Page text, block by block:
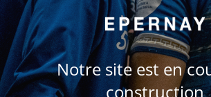
Notre site est en
construction